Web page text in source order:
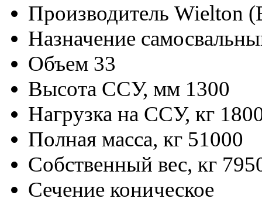
Производитель Wielton
Назначение
Объем 33
Высота ССУ, мм 1300
Нагрузка на ССУ, кг
Полная масса, кг 51000
Собственный вес, кг
Сечение коническое